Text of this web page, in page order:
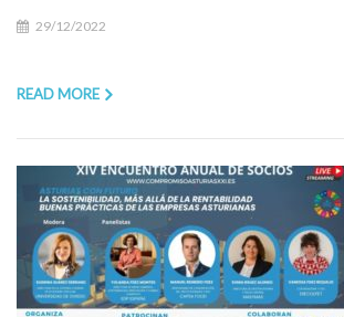
29/12/2022
READ MORE